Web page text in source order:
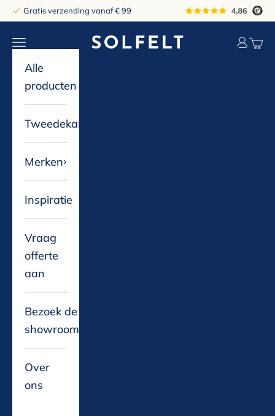
Naar inhoudGratis verzending vanaf € 99
solfelt
Navigatiemenu openen
Alle
producten
Tweedekans
Merken
Inspiratie
Vraag
offerte
aan
Bezoek de
showroom
Over
ons